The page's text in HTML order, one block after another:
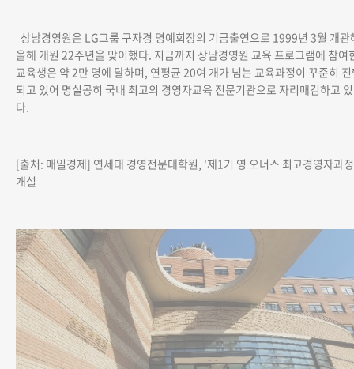
상남경영원은 LG그룹 구자경 명예회장의 기금출연으로 1999년 3월 개관
올해 개원 22주년을 맞이했다. 지금까지 상남경영원 교육 프로그램에 참여
교육생은 약 2만 명에 달하며, 연평균 20여 개가 넘는 교육과정이 꾸준히
되고 있어 명실공히 국내 최고의 경영자교육 전문기관으로 자리매김하고 있
다.
[출처: 매일경제] 연세대 경영전문대학원, '제1기 영 오너스 최고경영자과
개설